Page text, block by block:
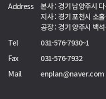
Address
본사 : 경기 남양주시
지사 : 경기 포천시 소
공장 : 경기 양주시 백
Tel
031-576-7930~1
Fax
031-576-7932
Mail
enplan@naver.com